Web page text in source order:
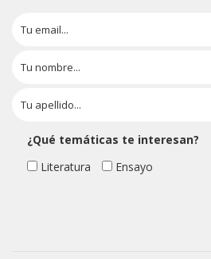
¿Qué temáticas te interesan?
Literatura
Ensayo